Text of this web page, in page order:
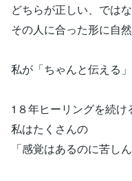
どちらが正しい、ではな
その人に合った形に自
私が「ちゃんと伝える
1８年ヒーリングを続け
私はたくさんの
「感覚はあるのに苦し